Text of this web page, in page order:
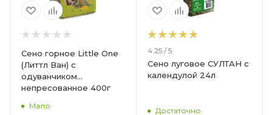
Сено горное Little One
(Литтл Ван) с
одуванчиком
непресованное 400г
Мало
4.25 / 5
Сено луговое СУЛТАН с
календулой 24л
Достаточно